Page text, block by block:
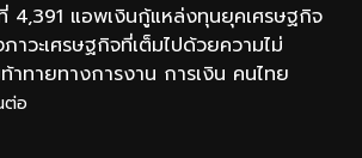
4,391 แอพเงินกู้แหล่งทุนยุคเศรษฐกิจ
วะเศรษฐกิจที่เต็มไปด้วยความไม่
าทายทางการงาน การเงิน คนไทย
ต่อ